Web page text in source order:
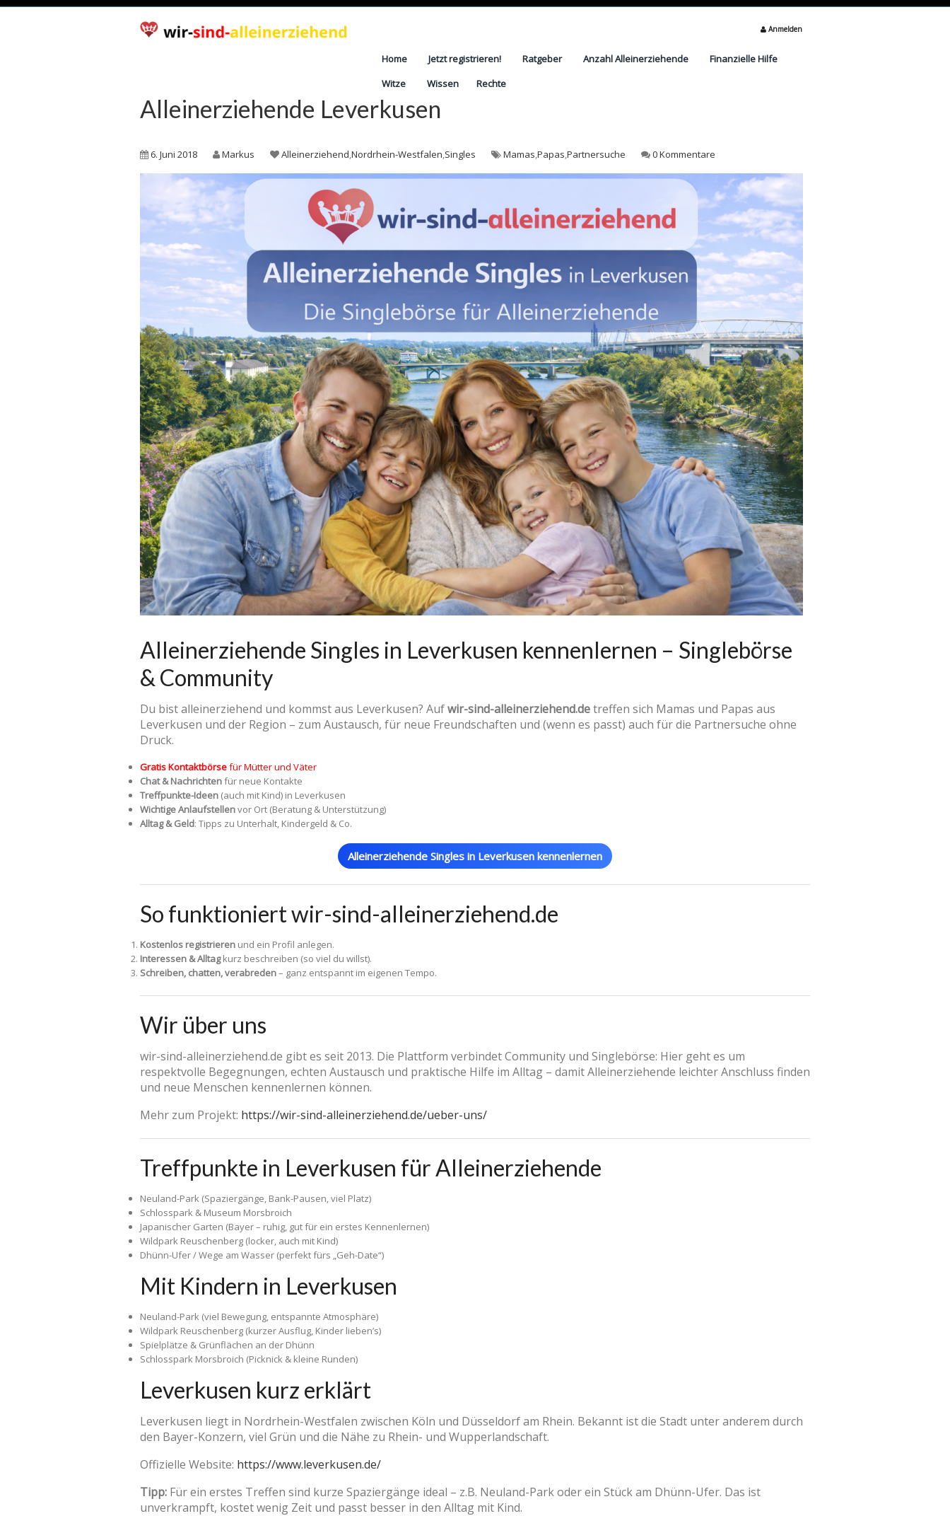
Anmelden
Home Jetzt registrieren! Ratgeber Anzahl Alleinerziehende
Finanzielle Hilfe
Witze
Wissen Rechte
Alleinerziehende Leverkusen
6. Juni 2018 Markus Alleinerziehend,Nordrhein-Westfalen,Singles Mamas,Papas,Partnersuche 0 Kommentare
Alleinerziehende Singles in Leverkusen kennenlernen – Singlebörse
& Community
Du bist alleinerziehend und kommst aus Leverkusen? Aufwir-sind-alleinerziehend.detreffen sich Mamas und Papas aus
Leverkusen und der Region – zum Austausch, für neue Freundschaften und (wenn es passt) auch für die Partnersuche ohne
Druck.
Gratis Kontaktbörsefür Mütter und Väter
Chat & Nachrichtenfür neue Kontakte
Treffpunkte-Ideen (auch mit Kind) in Leverkusen
Wichtige Anlaufstellenvor Ort (Beratung & Unterstützung)
Alltag & Geld: Tipps zu Unterhalt, Kindergeld & Co.
Alleinerziehende Singles in Leverkusen kennenlernen
So funktioniert wir-sind-alleinerziehend.de
Kostenlos registrieren und ein Profil anlegen.
Interessen & Alltagkurz beschreiben (so viel du willst).
Schreiben, chatten, verabreden– ganz entspannt im eigenen Tempo.
Wir über uns
wir-sind-alleinerziehend.de gibt es seit 2013. Die Plattform verbindet Community und Singlebörse: Hier geht es um
respektvolle Begegnungen, echten Austausch und praktische Hilfe im Alltag – damit Alleinerziehende leichter Anschluss finden
und neue Menschen kennenlernen können.
Mehr zum Projekt: https://wir-sind-alleinerziehend.de/ueber-uns/
Treffpunkte in Leverkusen für Alleinerziehende
Neuland-Park (Spaziergänge, Bank-Pausen, viel Platz)
Schlosspark & Museum Morsbroich
Japanischer Garten (Bayer – ruhig, gut für ein erstes Kennenlernen)
Wildpark Reuschenberg (locker, auch mit Kind)
Dhünn-Ufer / Wege am Wasser (perfekt fürs „Geh-Date“)
Mit Kindern in Leverkusen
Neuland-Park (viel Bewegung, entspannte Atmosphäre)
Wildpark Reuschenberg (kurzer Ausflug, Kinder lieben’s)
Spielplätze & Grünflächen an der Dhünn
Schlosspark Morsbroich (Picknick & kleine Runden)
Leverkusen kurz erklärt
Leverkusen liegt in Nordrhein-Westfalen zwischen Köln und Düsseldorf am Rhein. Bekannt ist die Stadt unter anderem durch
den Bayer-Konzern, viel Grün und die Nähe zu Rhein- und Wupperlandschaft.
Offizielle Website: https://www.leverkusen.de/
Tipp: Für ein erstes Treffen sind kurze Spaziergänge ideal – z.B. Neuland-Park oder ein Stück am Dhünn-Ufer. Das ist
unverkrampft, kostet wenig Zeit und passt besser in den Alltag mit Kind.